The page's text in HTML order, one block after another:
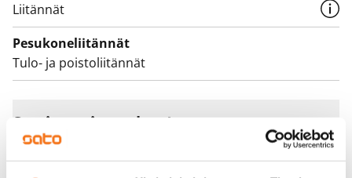
Liitännät
Pesukoneliitännät
Tulo- ja poistoliitännät
Sopimus ja maksut
Vapautuminen